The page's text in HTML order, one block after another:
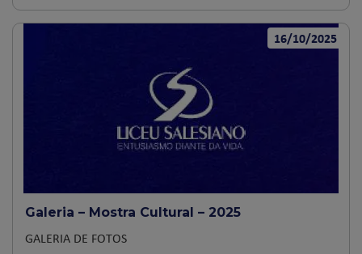
16/10/2025
Galeria – Mostra Cultural – 2025
GALERIA DE FOTOS